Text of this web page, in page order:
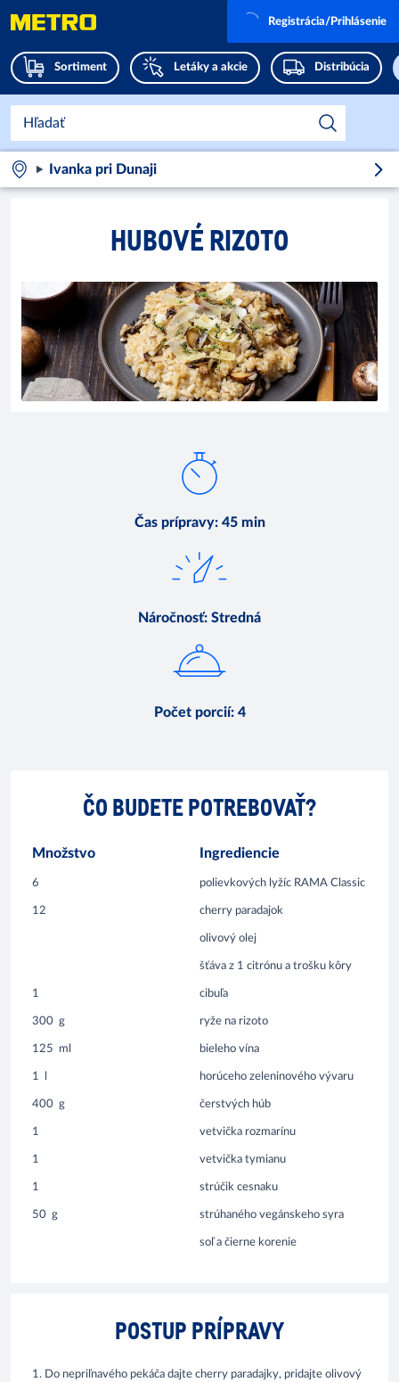
Sortiment Letáky a akcie Distribúcia
Registrácia/Prihlásenie
Ivanka pri Dunaji
HUBOVÉ RIZOTO
Čas prípravy: 45 min
Náročnosť: Stredná
Počet porcií: 4
ČO BUDETE POTREBOVAŤ?
Množstvo Ingrediencie
6 polievkových lyžíc RAMA Classic
12 cherry paradajok
olivový olej
šťáva z 1 citrónu a trošku kôry
1 cibuľa
300 g ryže na rizoto
125 ml bieleho vína
1 horúceho zeleninového vývaru
400 g čerstvých húb
1 vetvička rozmarínu
1 vetvička tymianu
1 strúčik cesnaku
50 g strúhaného vegánskeho syra
soľ a čierne korenie
POSTUP PRÍPRAVY
1. Do nepriľnavého pekáča dajte cherry paradajky, pridajte olivový